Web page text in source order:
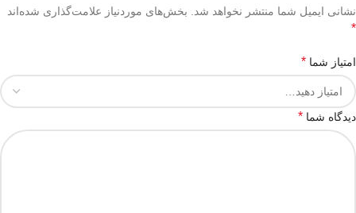
نشانی ایمیل شما منتشر نخواهد شد. بخش‌های موردنیاز علامت‌گذاری شده‌اند
*
امتیاز شما *
دیدگاه شما *